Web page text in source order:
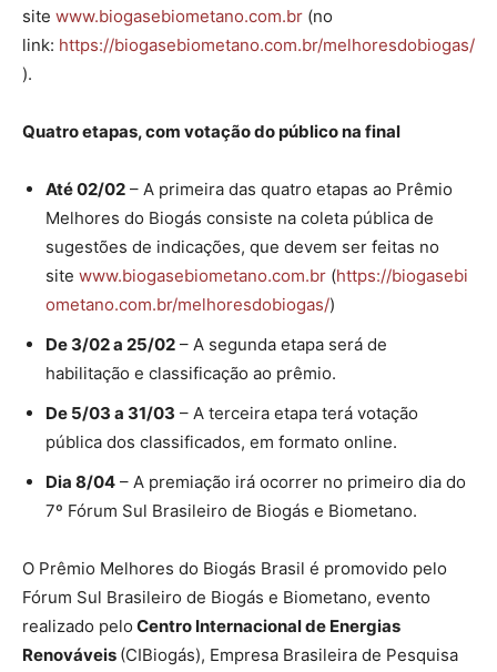
site www.biogasebiometano.com.br (no
link: https://biogasebiometano.com.br/melhoresdobiogas/
).
Quatro etapas, com votação do público na final
Até 02/02 – A primeira das quatro etapas ao Prêmio
Melhores do Biogás consiste na coleta pública de
sugestões de indicações, que devem ser feitas no
site www.biogasebiometano.com.br (https://biogasebi
ometano.com.br/melhoresdobiogas/)
De 3/02 a 25/02 – A segunda etapa será de
habilitação e classificação ao prêmio.
De 5/03 a 31/03 – A terceira etapa terá votação
pública dos classificados, em formato online.
Dia 8/04 – A premiação irá ocorrer no primeiro dia do
7º Fórum Sul Brasileiro de Biogás e Biometano.
O Prêmio Melhores do Biogás Brasil é promovido pelo
Fórum Sul Brasileiro de Biogás e Biometano, evento
realizado pelo Centro Internacional de Energias
Renováveis (CIBiogás), Empresa Brasileira de Pesquisa